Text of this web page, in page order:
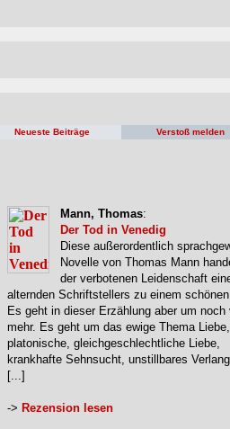
Neueste Beiträge Verstoß melden
Mann, Thomas:
Der Tod in Venedig
Diese außerordentlich
Novelle von Thomas Mann
der verbotenen Leidenschaft
alternden Schriftstellers zu einem
Es geht in dieser Erzählung aber um noch
mehr. Es geht um das ewige Thema
platonische, gleichgeschlechtliche Liebe,
krankhafte Sehnsucht, unstillbares
[...]
-> Rezension lesen